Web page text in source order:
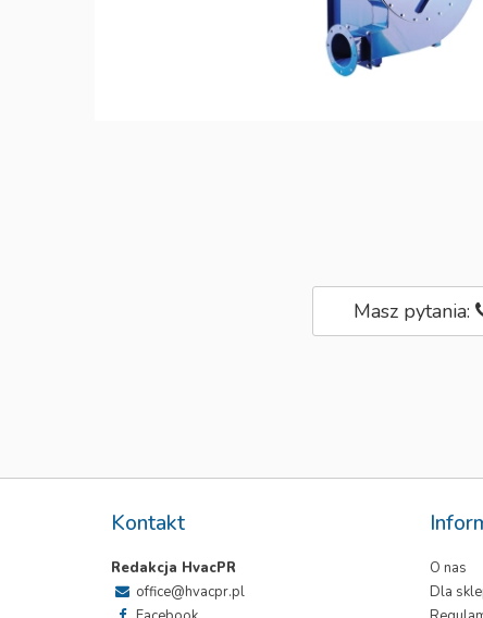
Masz pytania:
Kontakt
Redakcja HvacPR
office@hvacpr.pl
O nas
Dla